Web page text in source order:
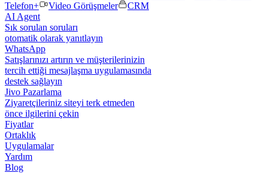
Telefon+
Video Görüşmeler
CRM
AI Agent
Sık sorulan soruları
otomatik olarak yanıtlayın
WhatsApp
Satışlarınızı artırın ve müşterilerinizin
tercih ettiği mesajlaşma uygulamasında
destek sağlayın
Jivo Pazarlama
Ziyaretçileriniz siteyi terk etmeden
önce ilgilerini çekin
Fiyatlar
Ortaklık
Uygulamalar
Yardım
Blog